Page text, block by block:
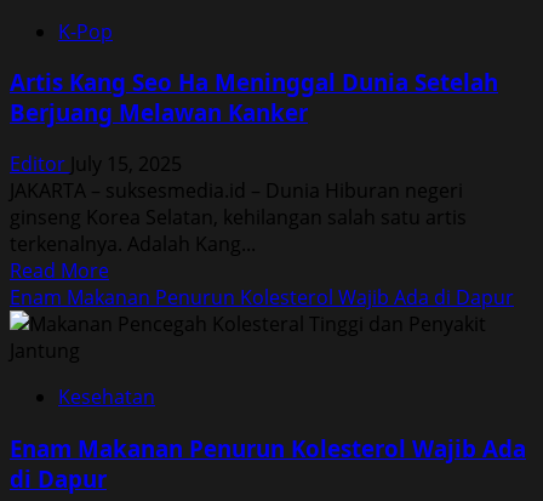
Kakak
Ponakan:
Kepahitan
Sandwich
Era
Modern
K-Pop
Artis Kang Seo Ha Meninggal Dunia Setelah
Berjuang Melawan Kanker
Editor July 15, 2025
JAKARTA – suksesmedia.id – Dunia Hiburan negeri
ginseng Korea Selatan, kehilangan salah satu artis
terkenalnya. Adalah Kang...
Read MoreRead
more
about
Seo
Meninggal
Enam Makanan Penurun Kolesterol Wajib Ada di Dapur
Kesehatan
Enam Makanan Penurun Kolesterol Wajib Ada
di Dapur